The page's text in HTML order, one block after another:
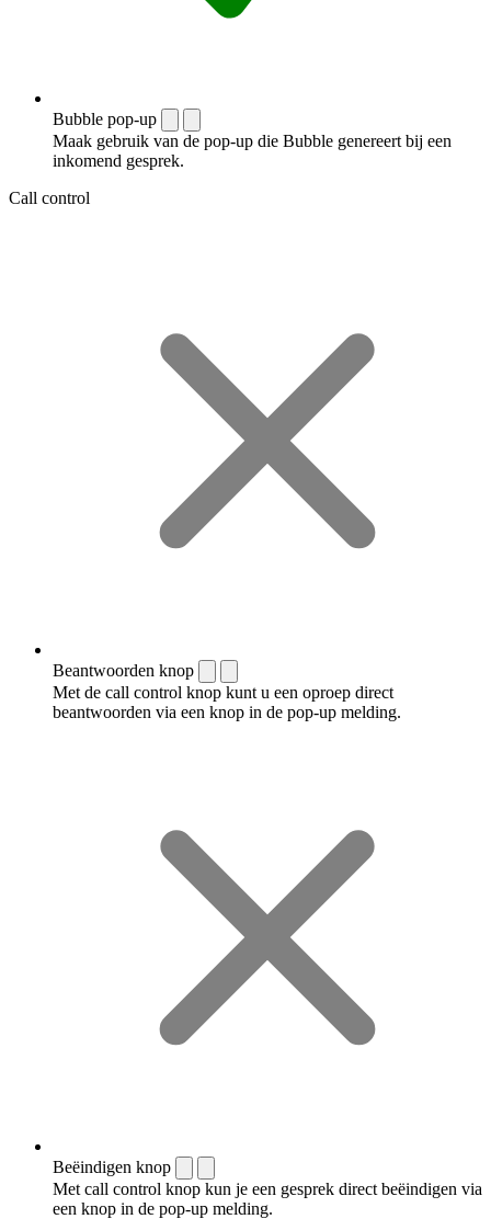
Bubble pop-up
Maak gebruik van de pop-up die Bubble genereert bij een
inkomend gesprek.
Call control
Beantwoorden knop
Met de call control knop kunt u een oproep direct
beantwoorden via een knop in de pop-up melding.
Beëindigen knop
Met call control knop kun je een gesprek direct beëindigen via
een knop in de pop-up melding.